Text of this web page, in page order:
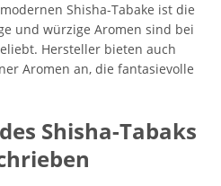
Shisha-Tabake ist die
und würzige Aromen sind bei
Hersteller bieten auch
Aromen an, die fantasievolle
Shisha-Tabaks